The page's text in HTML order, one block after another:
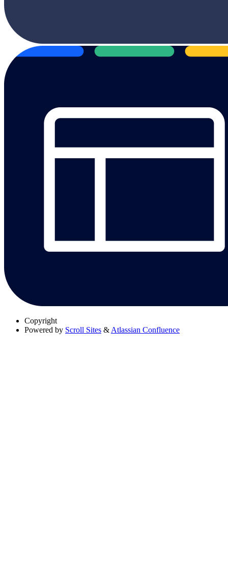
Copyright
Powered by Scroll Sites & Atlassian Confluence